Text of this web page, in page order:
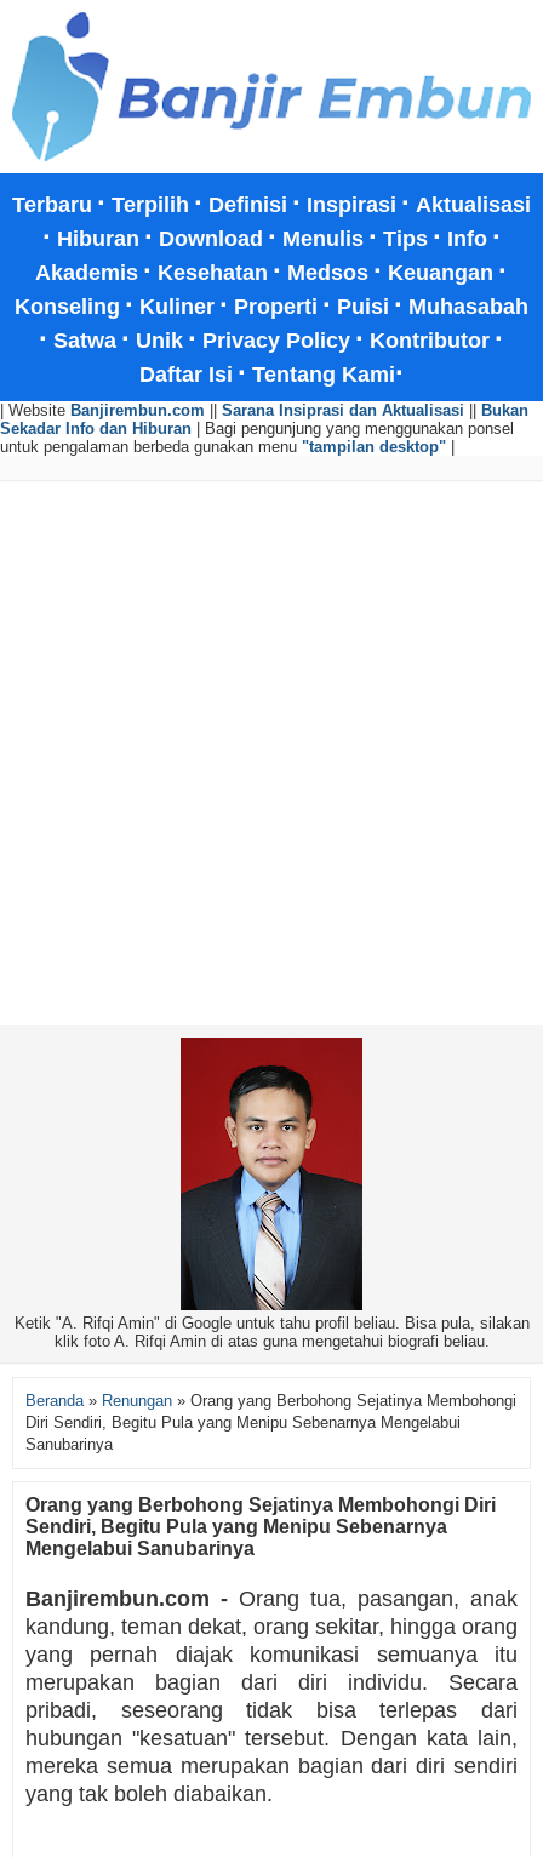
Terbaru · Terpilih · Definisi · Inspirasi · Aktualisasi
· Hiburan · Download · Menulis · Tips · Info ·
Akademis · Kesehatan · Medsos · Keuangan ·
Konseling · Kuliner · Properti · Puisi · Muhasabah
· Satwa · Unik · Privacy Policy · Kontributor ·
Daftar Isi · Tentang Kami·
| Website Banjirembun.com || Sarana Insiprasi dan Aktualisasi || Bukan
Sekadar Info dan Hiburan | Bagi pengunjung yang menggunakan ponsel
untuk pengalaman berbeda gunakan menu "tampilan desktop" |
Ketik "A. Rifqi Amin" di Google untuk tahu profil beliau. Bisa pula, silakan
klik foto A. Rifqi Amin di atas guna mengetahui biografi beliau.
Beranda » Renungan » Orang yang Berbohong Sejatinya Membohongi
Diri Sendiri, Begitu Pula yang Menipu Sebenarnya Mengelabui
Sanubarinya
Orang yang Berbohong Sejatinya Membohongi Diri
Sendiri, Begitu Pula yang Menipu Sebenarnya
Mengelabui Sanubarinya
Banjirembun.com - Orang tua, pasangan, anak
kandung, teman dekat, orang sekitar, hingga orang
yang pernah diajak komunikasi semuanya itu
merupakan bagian dari diri individu. Secara
pribadi, seseorang tidak bisa terlepas dari
hubungan "kesatuan" tersebut. Dengan kata lain,
mereka semua merupakan bagian dari diri sendiri
yang tak boleh diabaikan.